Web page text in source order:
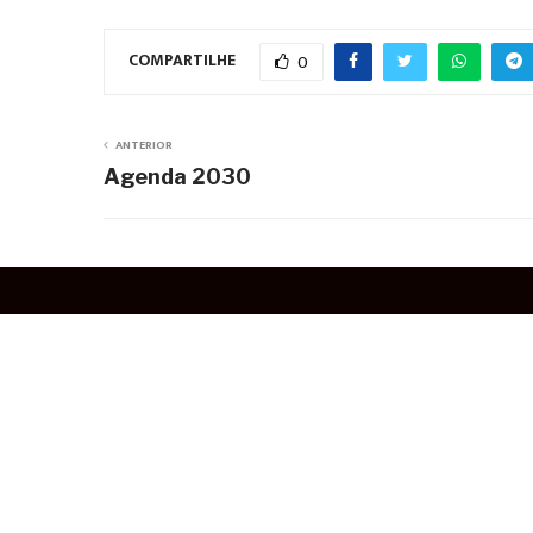
COMPARTILHE 0
ANTERIOR
Agenda 2030